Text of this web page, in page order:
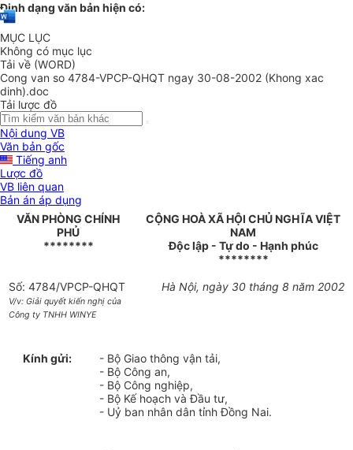
Định dạng văn bản hiện có:
MỤC LỤC
Không có mục lục
Tải về (WORD)
Cong van so 4784-VPCP-QHQT ngay 30-08-2002 (Khong xac
dinh).doc
Tải lược đồ
Nội dung VB
Văn bản gốc
Tiếng anh
Lược đồ
VB liên quan
Bản án áp dụng
VĂN PHÒNG CHÍNH
PHỦ
********
CỘNG HOÀ XÃ HỘI CHỦ NGHĨA VIỆT
NAM
Độc lập - Tự do - Hạnh phúc
********
Số: 4784/VPCP-QHQT
V/v: Giải quyết kiến nghị của
Công ty TNHH WINYE
Hà Nội, ngày 30 tháng 8 năm 2002
Kính gửi:
- Bộ Giao thông vận tải,
- Bộ Công an,
- Bộ Công nghiệp,
- Bộ Kế hoạch và Đầu tư,
- Uỷ ban nhân dân tỉnh Đồng Nai.